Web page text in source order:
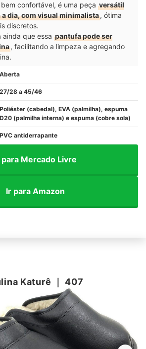
confortável, é uma peça versátil
a dia, com visual minimalista, ótima
discretos.
ainda que essa pantufa pode ser
, facilitando a limpeza e agregando
Aberta
27/28 a 45/46
Poliéster (cabedal), EVA (palmilha), espuma
D20 (palmilha interna) e espuma (cobre sola)
PVC antiderrapante
para Mercado Livre
Ir para Amazon
Katurê ｜407